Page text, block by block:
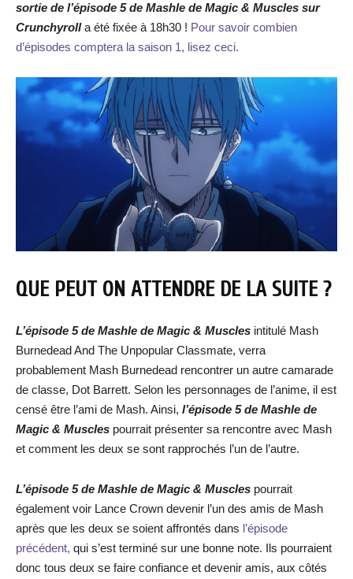
sortie de l’épisode 5 de Mashle de Magic & Muscles sur
Crunchyrolla été fixée à 18h30 ! Pour savoir combien
d’épisodes comptera la saison 1, lisez ceci.
QUE PEUT ON ATTENDRE DE LA SUITE ?
L’épisode 5 de Mashle de Magic & Muscles intitulé Mash
Burnedead And The Unpopular Classmate, verra
probablement Mash Burnedead rencontrer un autre camarade
de classe, Dot Barrett. Selon les personnages de l’anime, il est
censé être l’ami de Mash. Ainsi, l’épisode 5 de Mashle de
Magic & Muscles pourrait présenter sa rencontre avec Mash
et comment les deux se sont rapprochés l’un de l’autre.
L’épisode 5 de Mashle de Magic & Muscles pourrait
également voir Lance Crown devenir l’un des amis de Mash
après que les deux se soient affrontés dans l’épisode
précédent, qui s’est terminé sur une bonne note. Ils pourraient
donc tous deux se faire confiance et devenir amis, aux côtés